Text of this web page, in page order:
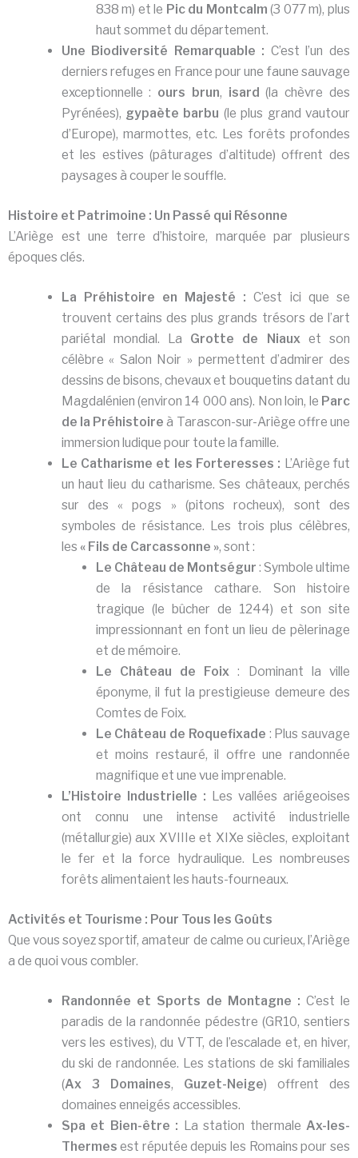
838 m) et le Pic du Montcalm (3 077 m), plus
haut sommet du département.
Une Biodiversité Remarquable : C’est l’un des
derniers refuges en France pour une faune sauvage
exceptionnelle : ours brun, isard (la chèvre des
Pyrénées), gypaète barbu (le plus grand vautour
d’Europe), marmottes, etc. Les forêts profondes
et les estives (pâturages d’altitude) offrent des
paysages à couper le souffle.
Histoire et Patrimoine : Un Passé qui Résonne
L’Ariège est une terre d’histoire, marquée par plusieurs
époques clés.
La Préhistoire en Majesté : C’est ici que se
trouvent certains des plus grands trésors de l’art
pariétal mondial. La Grotte de Niauxet son
célèbre « Salon Noir » permettent d’admirer des
dessins de bisons, chevaux et bouquetins datant du
Magdalénien (environ 14 000 ans). Non loin, le Parc
de la Préhistoire à Tarascon-sur-Ariège offre une
immersion ludique pour toute la famille.
Le Catharisme et les Forteresses : L’Ariège fut
un haut lieu du catharisme. Ses châteaux, perchés
sur des « pogs » (pitons rocheux), sont des
symboles de résistance. Les trois plus célèbres,
les « Fils de Carcassonne », sont :
Le Château de Montségur : Symbole ultime
de la résistance cathare. Son histoire
tragique (le bûcher de 1244) et son site
impressionnant en font un lieu de pèlerinage
et de mémoire.
Le Château de Foix : Dominant la ville
éponyme, il fut la prestigieuse demeure des
Comtes de Foix.
Le Château de Roquefixade : Plus sauvage
et moins restauré, il offre une randonnée
magnifique et une vue imprenable.
L’Histoire Industrielle : Les vallées ariégeoises
ont connu une intense activité industrielle
(métallurgie) aux XVIIIe et XIXe siècles, exploitant
le fer et la force hydraulique. Les nombreuses
forêts alimentaient les hauts-fourneaux.
Activités et Tourisme : Pour Tous les Goûts
Que vous soyez sportif, amateur de calme ou curieux, l’Ariège
a de quoi vous combler.
Randonnée et Sports de Montagne : C’est le
paradis de la randonnée pédestre (GR10, sentiers
vers les estives), du VTT, de l’escalade et, en hiver,
du ski de randonnée. Les stations de ski familiales
(Ax 3 Domaines, Guzet-Neige) offrent des
domaines enneigés accessibles.
Spa et Bien-être : La station thermale Ax-les-
Thermes est réputée depuis les Romains pour ses